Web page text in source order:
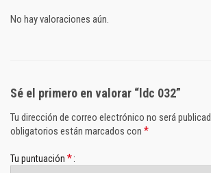
No hay valoraciones aún.
Sé el primero en valorar “ldc 032”
Tu dirección de correo electrónico no será
obligatorios están marcados con *
Tu puntuación *